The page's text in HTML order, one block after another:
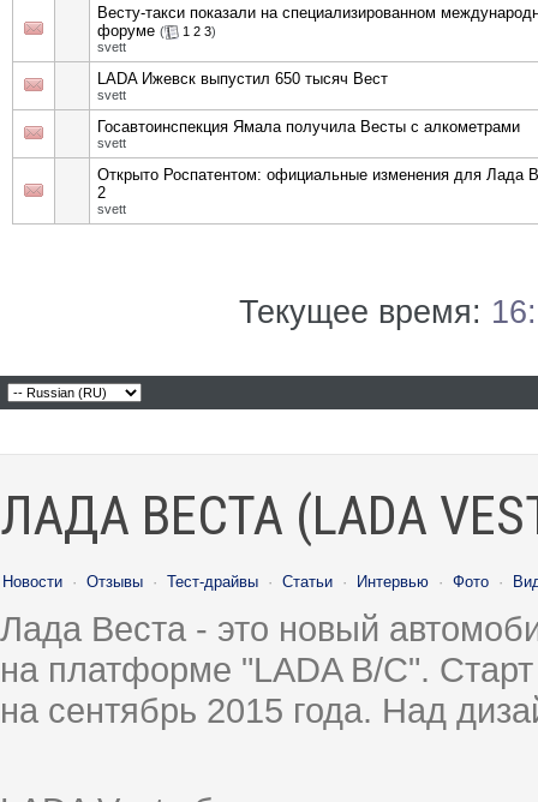
Весту-такси показали на специализированном
форуме ( 1 2 3)
svett
LADA Ижевск выпустил 650 тысяч Вест
svett
Госавтоинспекция Ямала получила Весты с алкометрами
svett
Открыто Роспатентом: официальные изменения для Лада
2
svett
Текущее время:
ЛАДА ВЕСТА (LADA
Новости · Отзывы · Тест-драйвы · Статьи · Интервью · Фото ·
Лада Веста - это новый
на платформе "LADA B/C".
на сентябрь 2015 года. Над